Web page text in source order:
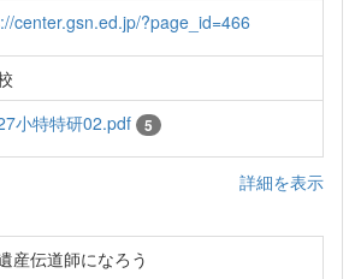
center.gsn.ed.jp/?page_id=466
小特特研02.pdf 5
詳細を表示
産伝道師になろう